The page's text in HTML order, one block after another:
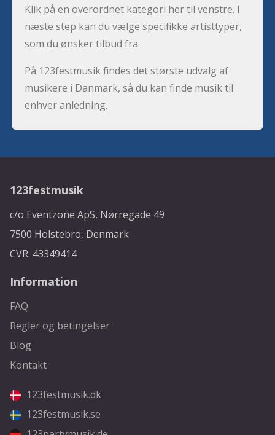
Klik på en overordnet kategori her til venstre. I
næste step kan du vælge specifikke artisttyper,
som du ønsker tilbud fra.
På 123festmusik findes det største udvalg af
musikere i Danmark, så du kan finde musik til
enhver anledning.
123festmusik
c/o Eventzone ApS, Nørregade 49
7500 Holstebro, Denmark
CVR: 43349414
Information
FAQ
Regler og betingelser
Blog
Kontakt
123festmusik.dk
123festmusik.se